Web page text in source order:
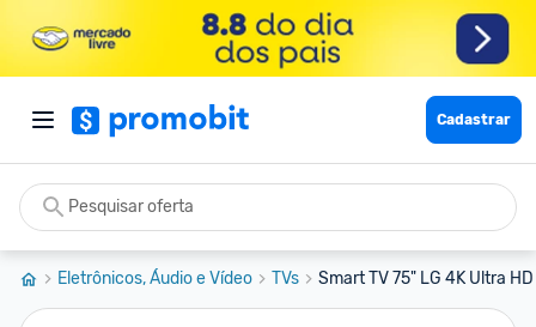
Cadastrar
Eletrônicos, Áudio e Vídeo TVs Smart TV 75" LG 4K Ultra